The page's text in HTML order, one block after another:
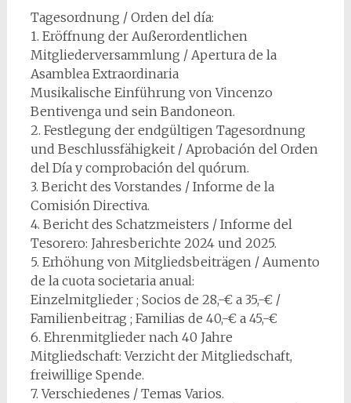
Tagesordnung / Orden del día:
1. Eröffnung der Außerordentlichen
Mitgliederversammlung / Apertura de la
Asamblea Extraordinaria
Musikalische Einführung von Vincenzo
Bentivenga und sein Bandoneon.
2. Festlegung der endgültigen Tagesordnung
und Beschlussfähigkeit / Aprobación del Orden
del Día y comprobación del quórum.
3. Bericht des Vorstandes / Informe de la
Comisión Directiva.
4. Bericht des Schatzmeisters / Informe del
Tesorero: Jahresberichte 2024 und 2025.
5. Erhöhung von Mitgliedsbeiträgen / Aumento
de la cuota societaria anual:
Einzelmitglieder ; Socios de 28,-€ a 35,-€ /
Familienbeitrag ; Familias de 40,-€ a 45,-€
6. Ehrenmitglieder nach 40 Jahre
Mitgliedschaft: Verzicht der Mitgliedschaft,
freiwillige Spende.
7. Verschiedenes / Temas Varios.